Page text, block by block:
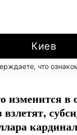
Киев
что
изменится в
взлетят,